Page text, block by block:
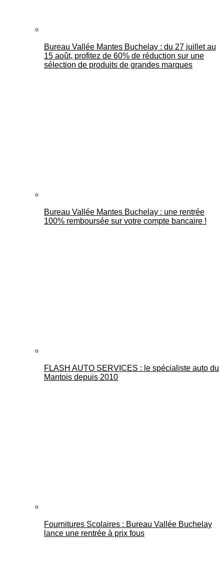
Bureau Vallée Mantes Buchelay : du 27 juillet au
15 août, profitez de 60% de réduction sur une
sélection de produits de grandes marques
Bureau Vallée Mantes Buchelay : une rentrée
100% remboursée sur votre compte bancaire !
FLASH AUTO SERVICES : le spécialiste auto du
Mantois depuis 2010
Fournitures Scolaires : Bureau Vallée Buchelay
lance une rentrée à prix fous